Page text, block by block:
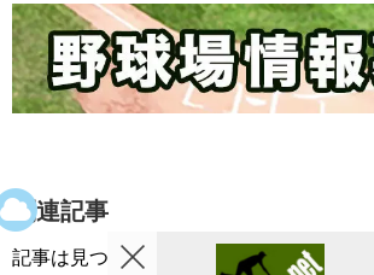
関連記事
記事は見つかりませんでした。